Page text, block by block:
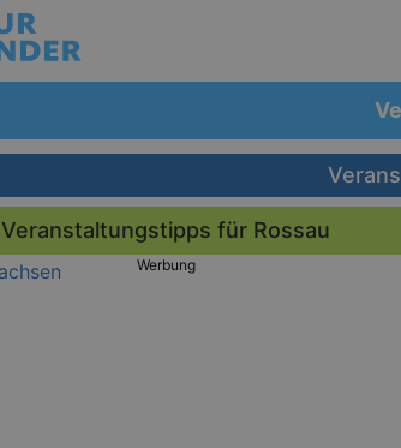
Veranstaltungstipps für Rossau
Werbung